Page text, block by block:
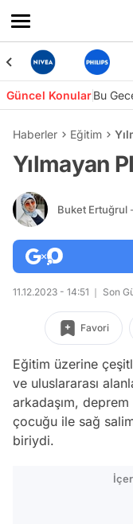
Güncel KonularBu
Haberler Eğitim
Yılmayan
Buket Ertuğrul
11.12.2023 - 14:51 Son
Favori
Eğitim üzerine
ve uluslararası
arkadaşım, deprem
çocuğu ile sağ
biriydi.